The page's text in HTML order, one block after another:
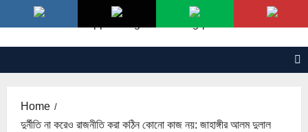
to
content
Home
দুর্নীতি না করেও রাজনীতি করা কঠিন কোনো কাজ নয়: জাহাঙ্গীর আলম দুলাল